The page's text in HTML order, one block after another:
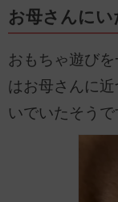
お母さんにい
おもちゃ遊び
はお母さんに
いでいたそうで